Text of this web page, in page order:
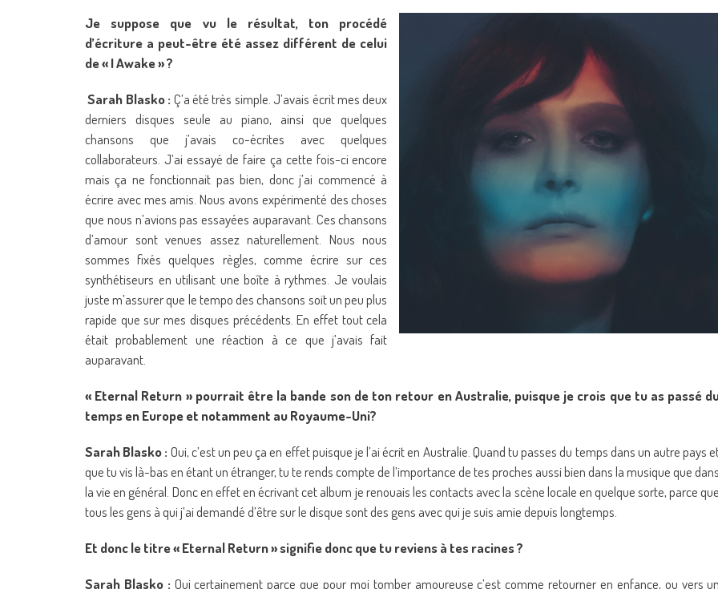
Je suppose que vu le résultat, ton procédé
d’écriture a peut-être été assez différent de celui
de « I Awake » ?
Sarah Blasko : Ç’a été très simple. J’avais écrit mes deux
derniers disques seule au piano, ainsi que quelques
chansons que j’avais co-écrites avec quelques
collaborateurs. J’ai essayé de faire ça cette fois-ci encore
mais ça ne fonctionnait pas bien, donc j’ai commencé à
écrire avec mes amis. Nous avons expérimenté des choses
que nous n’avions pas essayées auparavant. Ces chansons
d’amour sont venues assez naturellement. Nous nous
sommes fixés quelques règles, comme écrire sur ces
synthétiseurs en utilisant une boîte à rythmes. Je voulais
juste m’assurer que le tempo des chansons soit un peu plus
rapide que sur mes disques précédents. En effet tout cela
était probablement une réaction à ce que j’avais fait
auparavant.
« Eternal Return » pourrait être la bande son de ton retour en Australie, puisque je crois que tu as passé
temps en Europe et notamment au Royaume-Uni?
Sarah Blasko : Oui, c’est un peu ça en effet puisque je l’ai écrit en Australie. Quand tu passes du temps dans un autre pays
que tu vis là-bas en étant un étranger, tu te rends compte de l’importance de tes proches aussi bien dans la musique que dans
la vie en général. Donc en effet en écrivant cet album je renouais les contacts avec la scène locale en quelque sorte, parce que
tous les gens à qui j’ai demandé d’être sur le disque sont des gens avec qui je suis amie depuis longtemps.
Et donc le titre « Eternal Return » signifie donc que tu reviens à tes racines ?
Sarah Blasko : Oui certainement parce que pour moi tomber amoureuse c’est comme retourner en enfance, ou vers un